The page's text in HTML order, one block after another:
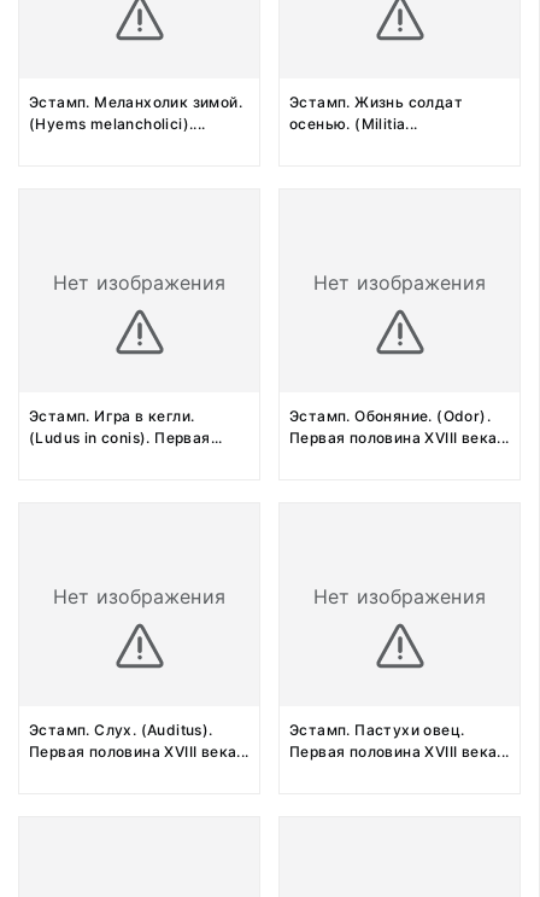
Эстамп. Меланхолик зимой.
(Hyems melancholici)....
Эстамп. Жизнь солдат
осенью. (Militia...
Нет изображения
Эстамп. Игра в кегли.
(Ludus in conis). Первая ...
Нет изображения
Эстамп. Обоняние. (Odor).
Первая половина XVIII века...
Нет изображения
Эстамп. Слух. (Auditus).
Первая половина XVIII века...
Нет изображения
Эстамп. Пастухи овец.
Первая половина XVIII века...